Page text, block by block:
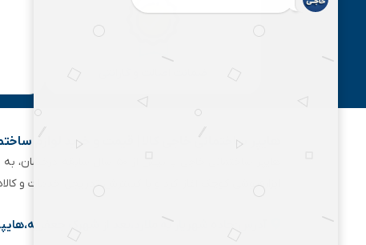
هایپر ساختمانی خاجی‌ کالا | قیمت و خرید لوازم
هایپر ساختمانی خاجی‌ با
ابزارفروشی کوچک آغاز کرد و با گسترش تدریجی خدمات و
آدرس:جاده شهریار به ملارد،بعد از شهرک